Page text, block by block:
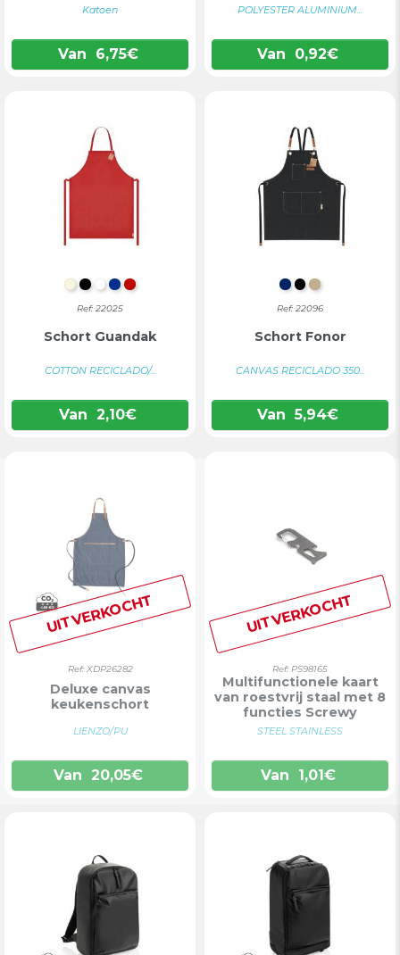
Katoen
Van 6,75€
POLYESTER ALUMINIUM...
Van 0,92€
NATUURLIJK
ZWART
WITBLAUW
ROOD
Ref: 22025
Schort Guandak
COTTON RECICLADO/...
Van 2,10€
MARINEBLAUW
ZWART
KAKI
Ref: 22096
Schort Fonor
CANVAS RECICLADO 350...
Van 5,94€
UITVERKOCHT
Ref: XDP26282
Deluxe canvas
keukenschort
LIENZO/PU
Van 20,05€
UITVERKOCHT
Ref: PS98165
Multifunctionele kaart
van roestvrij staal met 8
functies Screwy
STEEL STAINLESS
Van 1,01€